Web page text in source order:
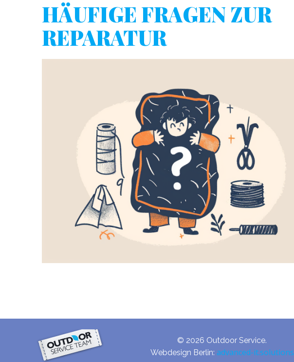
HÄUFIGE FRAGEN ZUR
REPARATUR
© 2026 Outdoor Service.
Webdesign Berlin: advanced-it.solutions